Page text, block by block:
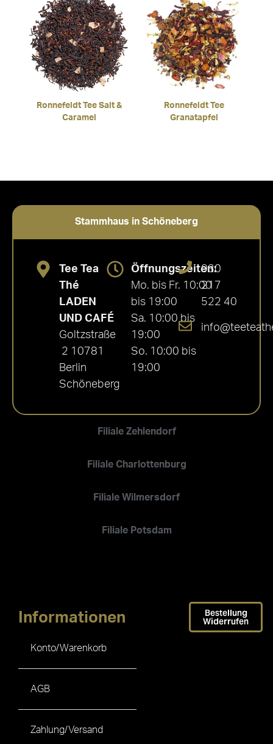
Ronnefeldt Tee Salt &
Caramel
Ronnefeldt Tee
Granatapfel
Stammhaus in Schöneberg
Filiale Zehlendorf
Filiale Charlottenburg
Filiale Wilmersdorf
Filiale Potsdam
Tee Tea
Thé
LADEN
UND CAFÉ
Goltzstraße
2 10781
Berlin
Schöneberg
Öffnungszeiten:
Mo. bis Fr. 10:00
bis 19:00
Sa. 10:00 bis
19:00
So. 10:00 bis
19:00
030
217
522 40
Informationen
Konto/Warenkorb
AGB
Zahlung/Versand
Bestellung
Widerrufen